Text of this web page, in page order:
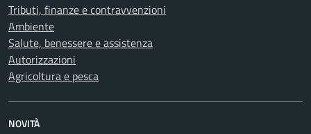
Tributi, finanze e contravvenzioni
Ambiente
Salute, benessere e assistenza
Autorizzazioni
Agricoltura e pesca
NOVITÀ